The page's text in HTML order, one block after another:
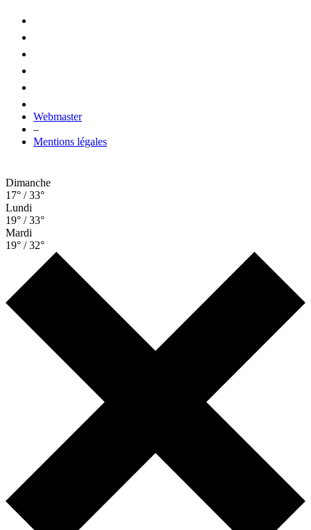
Webmaster
–
Mentions légales
Dimanche
17° / 33°
Lundi
19° / 33°
Mardi
19° / 32°